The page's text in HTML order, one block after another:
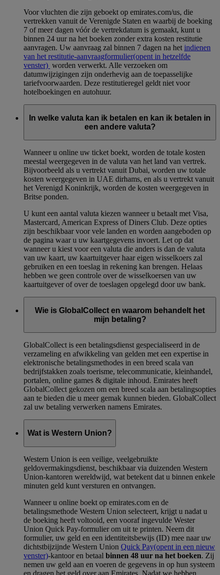
Voor vluchten die zijn geboekt op emirates.com/us, die
vertrekken vanuit de Verenigde Staten en waarbij de boeking
7 of meer dagen vóór de vertrekdatum is gemaakt, kunt u
binnen 24 uur na het boeken zonder extra kosten restitutie
aanvragen. Uw aanvraag zal binnen 7 dagen na het indienen
van het restitutie-aanvraagformulier(opent in hetzelfde
venster) worden verwerkt. Alle verzoeken om
datumwijzigingen zijn onderhevig aan de toepasselijke
tariefvoorwaarden. Deze restitutieregel geldt niet voor
hotelboekingen en autohuur.
In welke valuta kan ik betalen en kan ik betalen in
een andere valuta?
Wanneer u online uw ticket boekt, worden de totale kosten
meestal weergegeven in de valuta van het land van vertrek.
Bijvoorbeeld als u vertrekt vanuit Dubai, worden uw totale
kosten weergegeven in UAE dirhams, en als u vertrekt vanuit
het Verenigd Koninkrijk, worden de kosten weergegeven in
Britse ponden.
U kunt een aantal valuta kiezen wanneer u betaalt met Visa,
Mastercard, American Express of Diners Club. Deze opties
zijn beschikbaar voor vele landen en worden aangeboden op
de pagina waar u uw kaartgegevens invoert. Let op dat
wanneer u kiest voor een valuta die anders is dan de valuta
van uw kaart, uw kaartuitgever haar eigen wisselkoers zal
gebruiken en een toeslag in rekening kan brengen. Helaas
hebben we geen controle over de wisselkoersen van uw
kaartuitgever of over de toeslagen opgelegd door uw bank.
Wie is GlobalCollect en waarom behandelt het
mijn betaling?
GlobalCollect is een betalingsdienst gespecialiseerd in de
verzameling en afwikkeling van gelden met een expertise in
elektronische betalingsmethodes in een breed scala van
bedrijfstakken zoals toerisme, telecommunicatie, kleinhandel,
portalen, online games & digitale inhoud. Emirates heeft
GlobalCollect gekozen om een breed scala aan betalingsopties
aan te bieden die u meer gemak kunnen bieden. GlobalCollect
zal uw betaling verwerken namens Emirates.
Wat is Western Union?
Western Union is een veilige, veelgebruikte
geldovermakingsdienst, beschikbaar via duizenden Western
Union-kantoren wereldwijd, wat betekent dat u binnen enkele
minuten geld kunt versturen en ontvangen.
Wanneer u online boekt op emirates.com en de
betalingsmethode Western Union selecteert, krijgt u nadat u
de boeking heeft voltooid, een vooraf ingevulde Wester
Union Quick Pay-formulier om uit te printen. Neem dit
formulier, uw geld en een identiteitsbewijs (ID) mee naar uw
dichtstbijzijnde Western Union Quick Pay(opent in een nieuw
venster)-kantoor en betaal binnen 48 uur na het boeken. Zij
nemen uw geld aan en voeren de gegevens in op hun systeem
en dragen het geld over aan Emirates. Nadat we hebben